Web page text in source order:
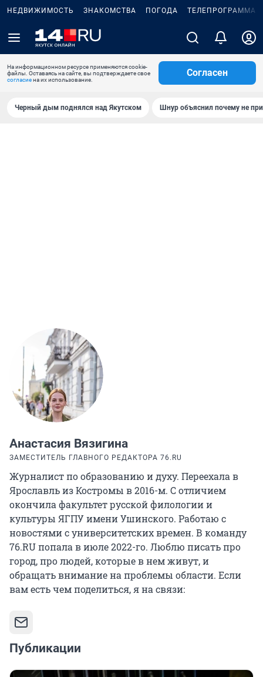
НЕДВИЖИМОСТЬ ЗНАКОМСТВА ПОГОДА ТЕЛЕПРОГРАММА
На информационном ресурсе применяются cookie-
файлы. Оставаясь на сайте, вы подтверждаете свое
согласиена их использование.
Согласен
Черный дым поднялся над Якутском Шнур объяснил почему не
Анастасия Вязигина
ЗАМЕСТИТЕЛЬ ГЛАВНОГО РЕДАКТОРА 76.RU
Журналист по образованию и духу. Переехала в
Ярославль из Костромы в 2016-м. С отличием
окончила факультет русской филологии и
культуры ЯГПУ имени Ушинского. Работаю с
новостями с университетских времен. В команду
76.RU попала в июле 2022-го. Люблю писать про
город, про людей, которые в нем живут, и
обращать внимание на проблемы области. Если
вам есть чем поделиться, я на связи:
Публикации